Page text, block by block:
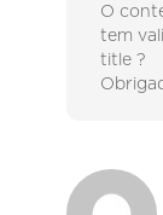
O
tem
title ?